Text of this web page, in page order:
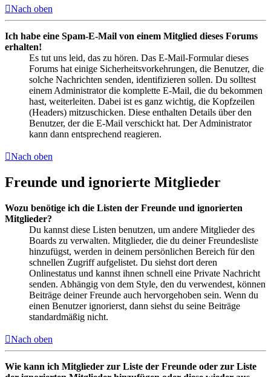
Nach oben
Ich habe eine Spam-E-Mail von einem Mitglied dieses Forums
erhalten!
Es tut uns leid, das zu hören. Das E-Mail-Formular dieses
Forums hat einige Sicherheitsvorkehrungen, die Benutzer, die
solche Nachrichten senden, identifizieren sollen. Du solltest
einem Administrator die komplette E-Mail, die du bekommen
hast, weiterleiten. Dabei ist es ganz wichtig, die Kopfzeilen
(Headers) mitzuschicken. Diese enthalten Details über den
Benutzer, der die E-Mail verschickt hat. Der Administrator
kann dann entsprechend reagieren.
Nach oben
Freunde und ignorierte Mitglieder
Wozu benötige ich die Listen der Freunde und ignorierten
Mitglieder?
Du kannst diese Listen benutzen, um andere Mitglieder des
Boards zu verwalten. Mitglieder, die du deiner Freundesliste
hinzufügst, werden in deinem persönlichen Bereich für den
schnellen Zugriff aufgelistet. Du siehst dort deren
Onlinestatus und kannst ihnen schnell eine Private Nachricht
senden. Abhängig von dem Style, den du verwendest, können
Beiträge deiner Freunde auch hervorgehoben sein. Wenn du
einen Benutzer ignorierst, dann siehst du seine Beiträge
standardmäßig nicht.
Nach oben
Wie kann ich Mitglieder zur Liste der Freunde oder zur Liste